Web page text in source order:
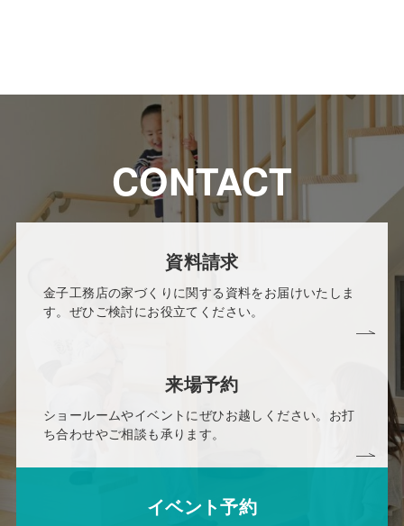
CONTACT
資料請求
金子工務店の家づくりに関する資料をお届けいたしま
す。ぜひご検討にお役立てください。
来場予約
ショールームやイベントにぜひお越しください。お打
ち合わせやご相談も承ります。
イベント予約